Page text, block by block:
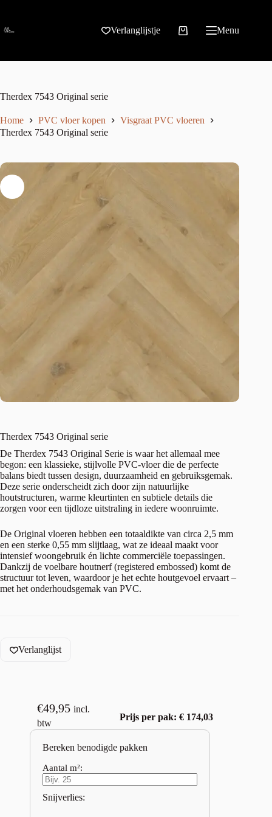
Verlanglijstje Menu
Therdex 7543 Original serie
Home PVC vloer kopen
Visgraat PVC vloeren
Therdex 7543 Original serie
Therdex 7543 Original serie
De Therdex 7543 Original Serie is waar het allemaal mee
begon: een klassieke, stijlvolle PVC-vloer die de perfecte
balans biedt tussen design, duurzaamheid en gebruiksgemak.
Deze serie onderscheidt zich door zijn natuurlijke
houtstructuren, warme kleurtinten en subtiele details die
zorgen voor een tijdloze uitstraling in iedere woonruimte.
De Original vloeren hebben een totaaldikte van circa 2,5 mm
en een sterke 0,55 mm slijtlaag, wat ze ideaal maakt voor
intensief woongebruik én lichte commerciële toepassingen.
Dankzij de voelbare houtnerf (registered embossed) komt de
structuur tot leven, waardoor je het echte houtgevoel ervaart –
met het onderhoudsgemak van PVC.
Verlanglijst
€49,95 incl.
btw
Prijs per pak: € 174,03
Bereken benodigde pakken
Aantal m²:
Snijverlies: